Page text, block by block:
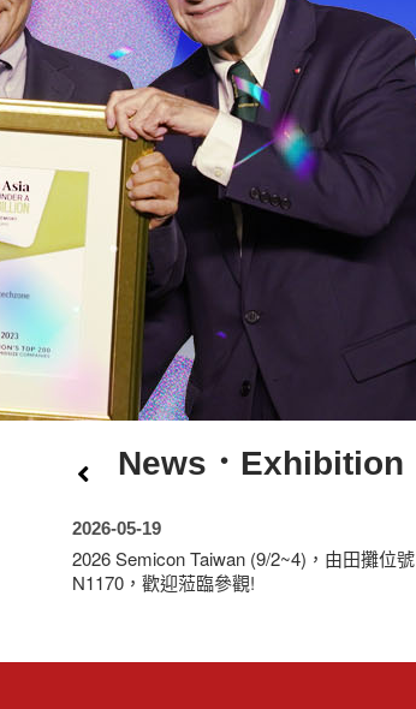
News．Exhibition
2026-05-19
2026 Semicon Taiwan (9/2~4)，由田攤位號
N1170，歡迎蒞臨參觀!